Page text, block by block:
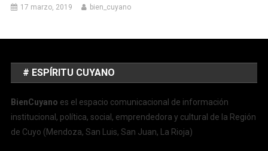
17 marzo, 2019 bien_cuyano
# ESPÍRITU CUYANO
BienCuyano es el espacio comunicacional de información
institucional, política, social, emprendedora y cultural de la Región
de Cuyo (Mendoza, San Luis, San Juan, La Rioja)